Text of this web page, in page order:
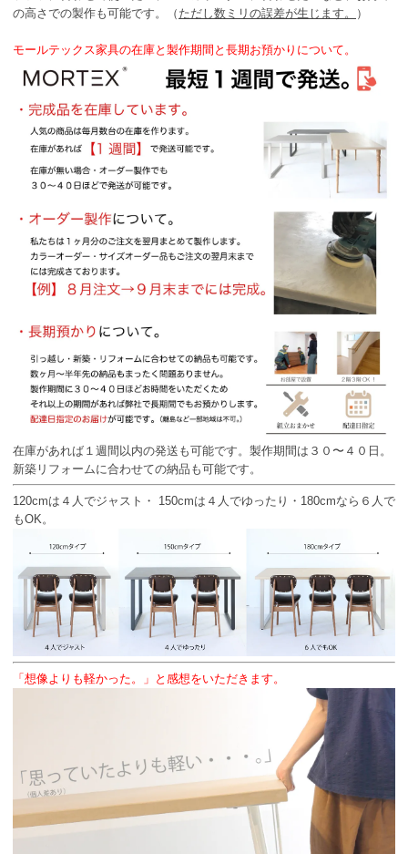
の高さでの製作も可能です。（ ただし数ミリの誤差が生じます。 ）
モールテックス家具の在庫と製作期間と長期お預かりについて。
在庫があれば１週間以内の発送も可能です。製作期間は３０〜４０日。
新築リフォームに合わせての納品も可能です。
120cmは４人でジャスト・ 150cmは４人でゆったり・180cmなら６人で
もOK。
「想像よりも軽かった。」と感想をいただきます。